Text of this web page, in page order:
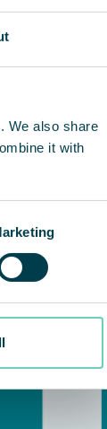
We also share
it with